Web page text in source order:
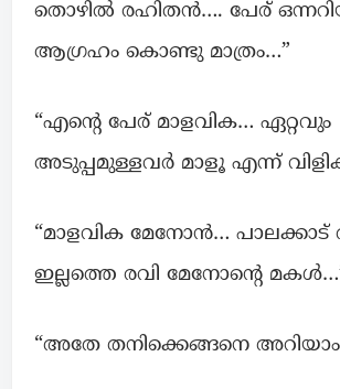
തൊഴിൽ രഹിതൻ…. പേര്
ആഗ്രഹം കൊണ്ടു മാത്രം…”
“എന്റെ പേര് മാളവിക… ഏറ്റവും
അടുപ്പമുള്ളവർ മാളൂ എന്ന്
“മാളവിക മേനോൻ…
ഇല്ലത്തെ രവി മേനോന്റെ
“അതേ തനിക്കെങ്ങനെ